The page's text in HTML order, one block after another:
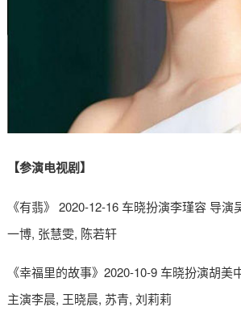
【参演电视剧】
《有翡》 2020-12-16 车晓扮演李瑾容 导
一博, 张慧雯, 陈若轩
《幸福里的故事》2020-10-9 车晓扮演胡美
主演李晨, 王晓晨, 苏青, 刘莉莉